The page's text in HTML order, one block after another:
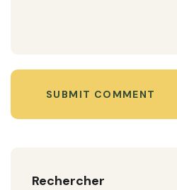
SUBMIT COMMENT
Rechercher